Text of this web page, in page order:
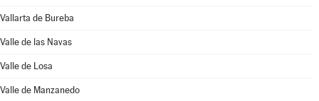
Vallarta de Bureba
Valle de las Navas
Valle de Losa
Valle de Manzanedo